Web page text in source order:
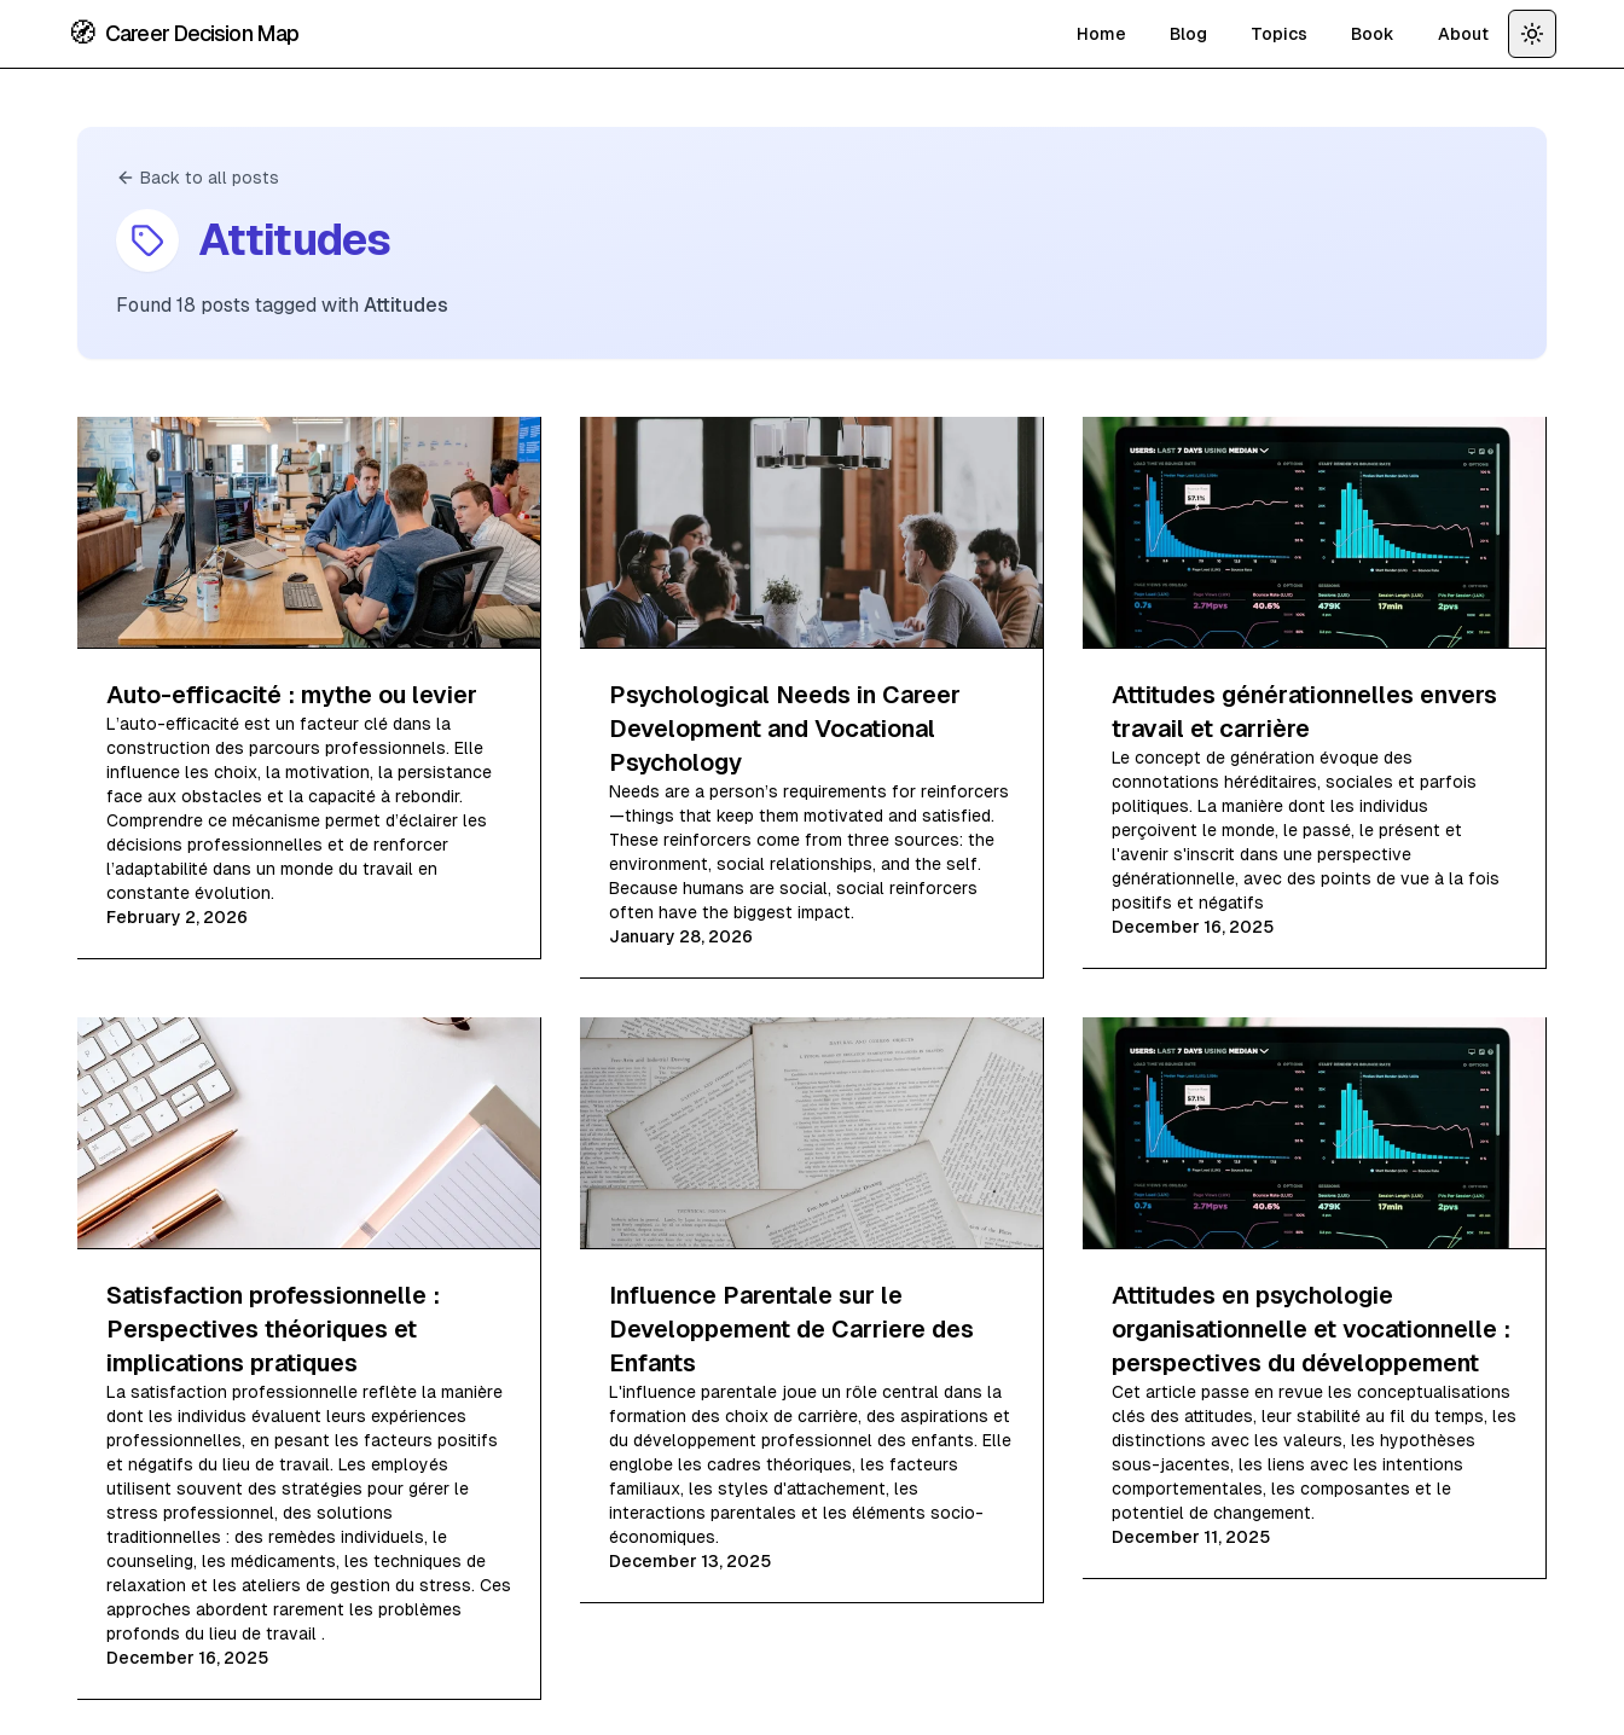
🧭 Career Decision Map Home Blog Topics Book About
Toggle
Back to all posts
Attitudes
Found 18 posts tagged with Attitudes
Auto-efficacité : mythe ou levier
L’auto-efficacité est un facteur clé dans la
construction des parcours professionnels. Elle
influence les choix, la motivation, la persistance
face aux obstacles et la capacité à rebondir.
Comprendre ce mécanisme permet d’éclairer les
décisions professionnelles et de renforcer
l’adaptabilité dans un monde du travail en
constante évolution.
February 2, 2026
Psychological Needs in Career
Development and Vocational
Psychology
Needs are a person’s requirements for reinforcers
—things that keep them motivated and satisfied.
These reinforcers come from three sources: the
environment, social relationships, and the self.
Because humans are social, social reinforcers
often have the biggest impact.
January 28, 2026
Attitudes générationnelles envers
travail et carrière
Le concept de génération évoque des
connotations héréditaires, sociales et parfois
politiques. La manière dont les individus
perçoivent le monde, le passé, le présent et
l'avenir s'inscrit dans une perspective
générationnelle, avec des points de vue à la fois
positifs et négatifs
December 16, 2025
Satisfaction professionnelle :
Perspectives théoriques et
implications pratiques
La satisfaction professionnelle reflète la manière
dont les individus évaluent leurs expériences
professionnelles, en pesant les facteurs positifs
et négatifs du lieu de travail. Les employés
utilisent souvent des stratégies pour gérer le
stress professionnel, des solutions
traditionnelles : des remèdes individuels, le
counseling, les médicaments, les techniques de
relaxation et les ateliers de gestion du stress. Ces
approches abordent rarement les problèmes
profonds du lieu de travail .
December 16, 2025
Influence Parentale sur le
Developpement de Carriere des
Enfants
L'influence parentale joue un rôle central dans la
formation des choix de carrière, des aspirations et
du développement professionnel des enfants. Elle
englobe les cadres théoriques, les facteurs
familiaux, les styles d'attachement, les
interactions parentales et les éléments socio-
économiques.
December 13, 2025
Attitudes en psychologie
organisationnelle et vocationnelle :
perspectives du développement
Cet article passe en revue les conceptualisations
clés des attitudes, leur stabilité au fil du temps, les
distinctions avec les valeurs, les hypothèses
sous-jacentes, les liens avec les intentions
comportementales, les composantes et le
potentiel de changement.
December 11, 2025